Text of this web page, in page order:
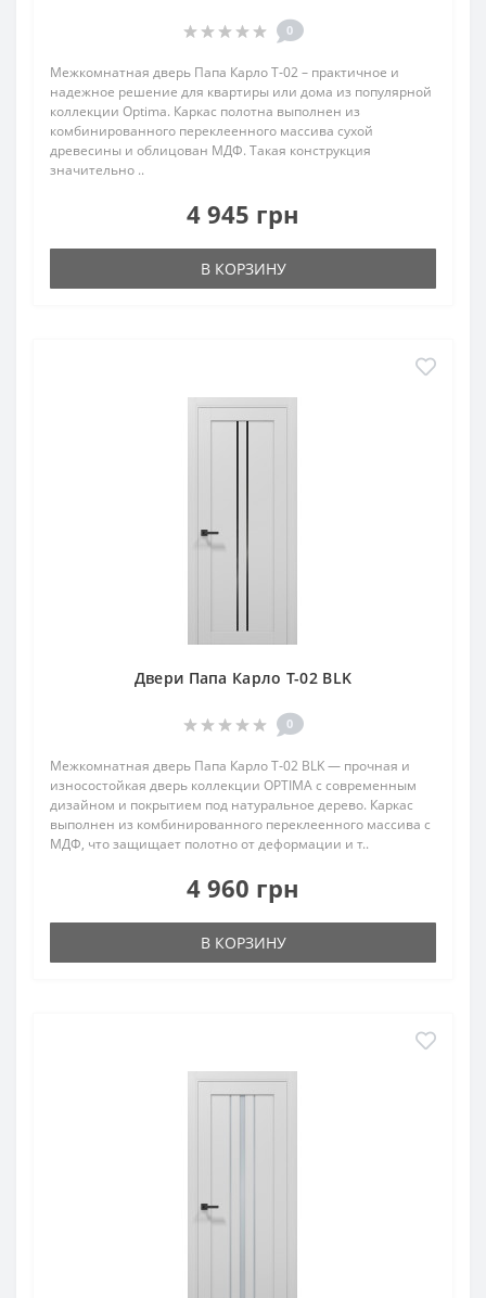
0
Межкомнатная дверь Папа Карло T‑02 – практичное и
надежное решение для квартиры или дома из популярной
коллекции Optima. Каркас полотна выполнен из
комбинированного переклеенного массива сухой
древесины и облицован МДФ. Такая конструкция
значительно ..
4 945 грн
В КОРЗИНУ
Двери Папа Карло T-02 BLK
0
Межкомнатная дверь Папа Карло T‑02 BLK — прочная и
износостойкая дверь коллекции OPTIMA с современным
дизайном и покрытием под натуральное дерево. Каркас
выполнен из комбинированного переклеенного массива с
МДФ, что защищает полотно от деформации и т..
4 960 грн
В КОРЗИНУ